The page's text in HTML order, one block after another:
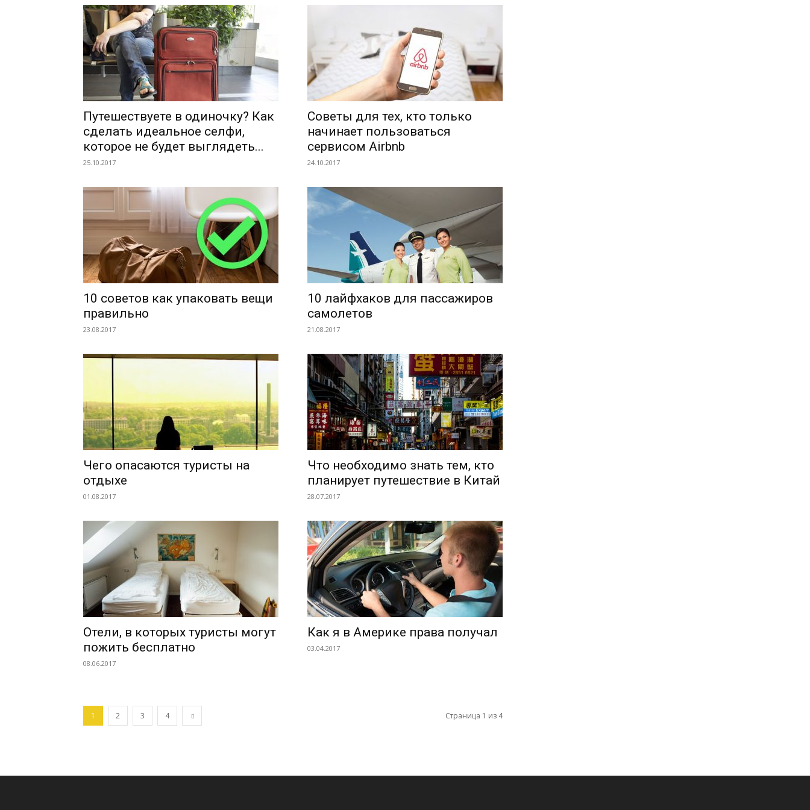
Путешествуете в одиночку? Как
сделать идеальное селфи,
которое не будет выглядеть...
25.10.2017
Советы для тех, кто только
начинает пользоваться
сервисом Airbnb
24.10.2017
10 советов как упаковать вещи
правильно
23.08.2017
10 лайфхаков для пассажиров
самолетов
21.08.2017
Чего опасаются туристы на
отдыхе
01.08.2017
Что необходимо знать тем, кто
планирует путешествие в Китай
28.07.2017
Отели, в которых туристы могут
пожить бесплатно
08.06.2017
Как я в Америке права получал
03.04.2017
1 2 3 4 Страница 1 из 4